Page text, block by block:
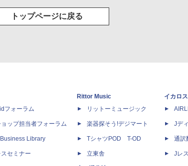
トップページに戻る
フォーラム
ップ担当者フォーラム
Library
セミナー
Rittor Music
リットーミュージック
楽器探そう!デジマート
TシャツPOD T-OD
立東舎
イカロ
Jデ
通訳
Jレ